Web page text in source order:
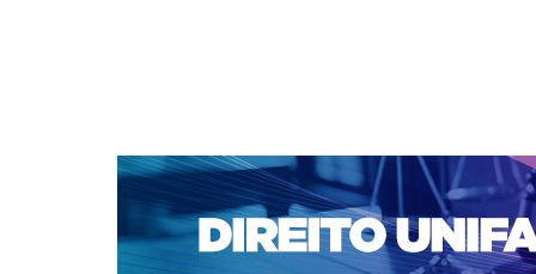
CAPA SOBRE ACESSO CADASTRO
NOTÍCIAS
EDIÇÕES DE Nº 1 A 100 WEBMAIL
Capa>n. 234 (2019) > TRIBUNAL REGIONAL DO TRABALHO